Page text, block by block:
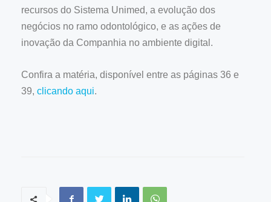
recursos do Sistema Unimed, a evolução dos
negócios no ramo odontológico, e as ações de
inovação da Companhia no ambiente digital.
Confira a matéria, disponível entre as páginas 36 e
39, clicando aqui.